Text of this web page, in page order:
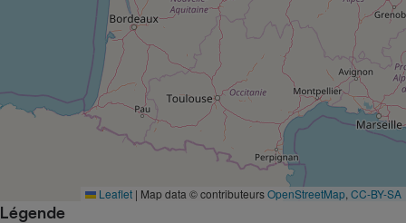
Leaflet | Map data © contributeursOpenStreetMap CC-BY-SA
Légende
Complément
alimentaire
bouteille
Assurance emprunteur
Petit électroménager -
Matelas
Mutuelle